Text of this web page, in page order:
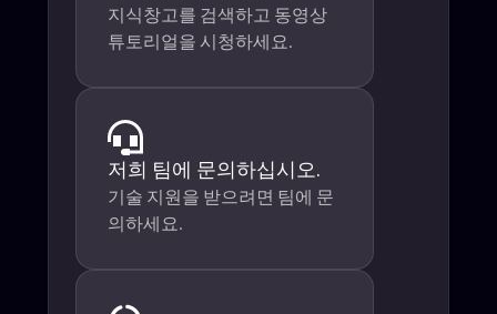
지식창고를 검색하고 동영상
튜토리얼을 시청하세요.
저희 팀에 문의하십시오.
기술 지원을 받으려면 팀에 문
의하세요.